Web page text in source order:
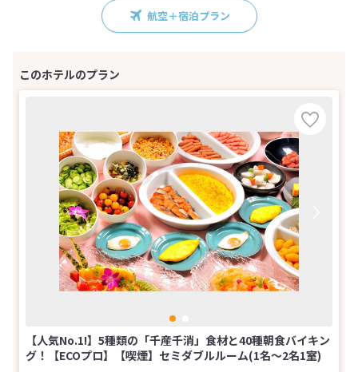
航空＋宿泊プラン
【人気No.1!】5種類の「千産千消」食材と40種朝食バイキン
グ！【ECOプロ】【喫煙】セミダブルルーム(1名～2名1室)